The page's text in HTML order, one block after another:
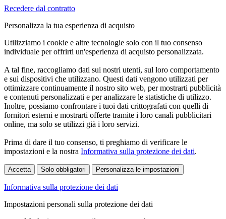
Recedere dal contratto
Personalizza la tua esperienza di acquisto
Utilizziamo i cookie e altre tecnologie solo con il tuo consenso
individuale per offrirti un'esperienza di acquisto personalizzata.
A tal fine, raccogliamo dati sui nostri utenti, sul loro comportamento
e sui dispositivi che utilizzano. Questi dati vengono utilizzati per
ottimizzare continuamente il nostro sito web, per mostrarti pubblicità
e contenuti personalizzati e per analizzare le statistiche di utilizzo.
Inoltre, possiamo confrontare i tuoi dati crittografati con quelli di
fornitori esterni e mostrarti offerte tramite i loro canali pubblicitari
online, ma solo se utilizzi già i loro servizi.
Prima di dare il tuo consenso, ti preghiamo di verificare le
impostazioni e la nostra Informativa sulla protezione dei dati.
Accetta Solo obbligatori Personalizza le impostazioni
Informativa sulla protezione dei dati
Impostazioni personali sulla protezione dei dati